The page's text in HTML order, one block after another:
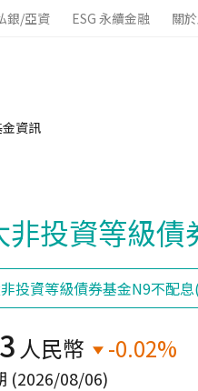
銀/亞資 ESG 永續金融 關
資訊
非投資等級
人民幣 -0.02%
(2026/08/06)